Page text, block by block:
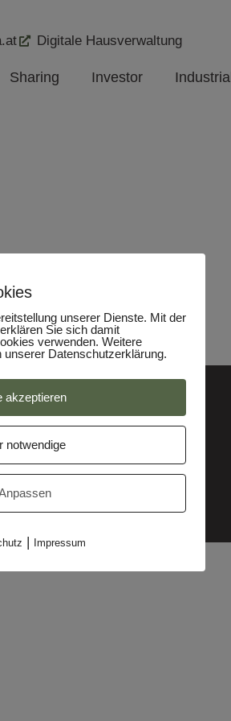
Digitale Hausverwaltung
Sharing Investor Industrial
unserer Dienste. Mit der
Sie sich damit
verwenden. Weitere
unserer Datenschutzerklärung.
akzeptieren
notwendige
| Impressum